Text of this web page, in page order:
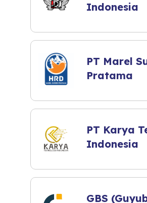
Indonesia
PT Marel
Pratama
PT Karya
Indonesia
GBS